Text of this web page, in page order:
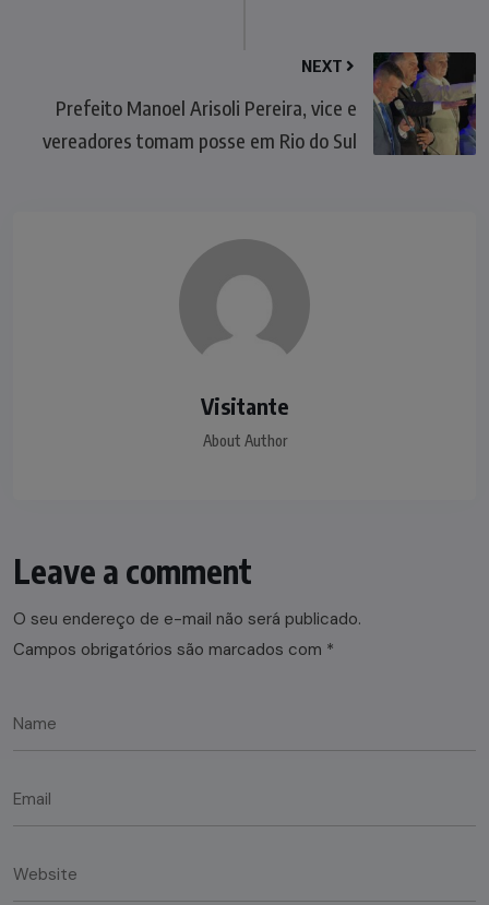
NEXT
Prefeito Manoel Arisoli Pereira, vice e
vereadores tomam posse em Rio do Sul
Visitante
About Author
Leave a comment
O seu endereço de e-mail não será publicado.
Campos obrigatórios são marcados com *